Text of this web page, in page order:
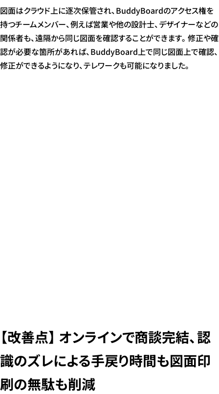
図面はクラウド上に逐次保管され、BuddyBoardのアクセス権を
持つチームメンバー、例えば営業や他の設計士、デザイナーなどの
関係者も、遠隔から同じ図面を確認することができます。修正や確
認が必要な箇所があれば、BuddyBoard上で同じ図面上で確認、
修正ができるようになり、テレワークも可能になりました。
【改善点】 オンラインで商談完結、認
識のズレによる手戻り時間も図面印
刷の無駄も削減